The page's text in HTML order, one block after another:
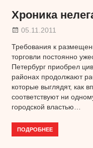
Хроника
05.11.2011
Требования к
торговли постоянно
Петербург приобрел
районах продолжают
которые выглядят, как
соответствуют ни
городской властью…
ПОДРОБНЕЕ